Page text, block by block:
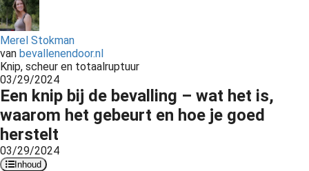
Merel Stokman
van bevallenendoor.nl
Knip, scheur en totaalruptuur
03/29/2024
Een knip bij de bevalling – wat het is,
waarom het gebeurt en hoe je goed
herstelt
03/29/2024
Inhoud